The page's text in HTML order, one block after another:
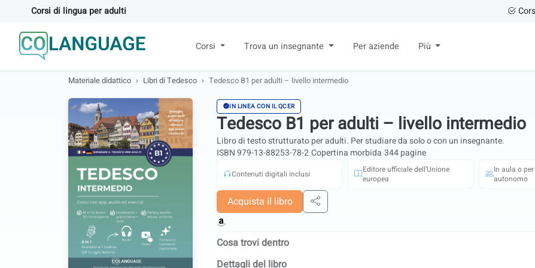
Corsi di lingua per adulti
Corsi Trova un insegnante Per aziende Più
Materiale didattico Libri di Tedesco Tedesco B1 per adulti – livello intermedio
IN LINEA CON IL QCER
Tedesco B1 per adulti – livello intermedio
Libro di testo strutturato per adulti. Per studiare da solo o con un insegnante.
ISBN 979-13-88253-78-2·Copertina morbida·344 pagine
Contenuti digitali inclusi
Editore ufficiale dell’Unione
europea
In aula o
autonomo
Acquista il libro
Condividi
Cosa trovi dentro
Dettagli del libro